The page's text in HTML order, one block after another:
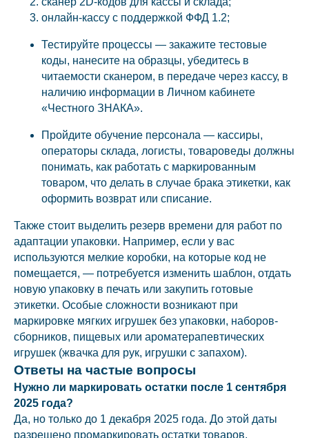
онлайн-кассу с поддержкой ФФД 1.2;
Тестируйте процессы — закажите тестовые
коды, нанесите на образцы, убедитесь в
читаемости сканером, в передаче через кассу, в
наличию информации в Личном кабинете
«Честного ЗНАКА».
Пройдите обучение персонала — кассиры,
операторы склада, логисты, товароведы должны
понимать, как работать с маркированным
товаром, что делать в случае брака этикетки, как
оформить возврат или списание.
Также стоит выделить резерв времени для работ по
адаптации упаковки. Например, если у вас
используются мелкие коробки, на которые код не
помещается, — потребуется изменить шаблон, отдать
новую упаковку в печать или закупить готовые
этикетки. Особые сложности возникают при
маркировке мягких игрушек без упаковки, наборов-
сборников, пищевых или ароматерапевтических
игрушек (жвачка для рук, игрушки с запахом).
Ответы на частые вопросы
Нужно ли маркировать остатки после 1 сентября
2025 года?
Да, но только до 1 декабря 2025 года. До этой даты
разрешено промаркировать остатки товаров,